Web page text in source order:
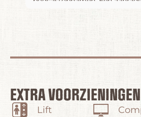
EXTRA VOORZIENINGEN
Lift